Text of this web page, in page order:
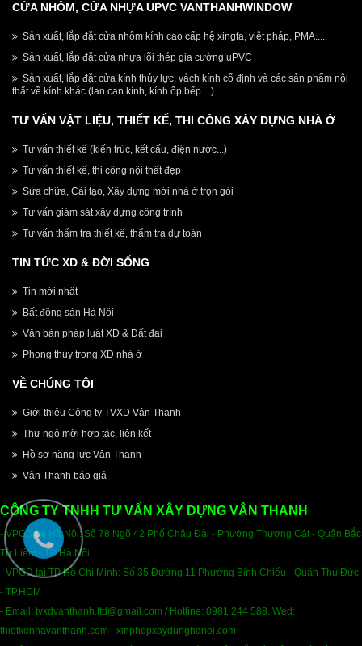
CỬA NHÔM, CỬA NHỰA UPVC VANTHANHWINDOW
Sản xuất, lắp đặt cửa nhôm kính cao cấp hệ xingfa, việt pháp, PMA.....
Sản xuất, lắp đặt cửa nhựa lõi thép gia cường uPVC
Sản xuất, lắp đặt cửa kính thủy lực, vách kính cố định và các sản phẩm nội
thất về kính khác (lan can kính, kính ốp bếp....)
TƯ VẤN VẬT LIỆU, THIẾT KẾ, THI CÔNG XÂY DỰNG NHÀ Ở
Tư vấn thiết kế (kiến trúc, kết cấu, điện nước...)
Tư vấn thiết kế, thi công nội thất đẹp
Sửa chữa, Cải tạo, Xây dựng mới nhà ở trọn gói
Tư vấn giám sát xây dựng công trình
Tư vấn thẩm tra thiết kế, thẩm tra dự toán
TIN TỨC XD & ĐỜI SỐNG
Tin mới nhất
Bất động sản Hà Nội
Văn bản pháp luật XD & Đất đai
Phong thủy trong XD nhà ở
VỀ CHÚNG TÔI
Giới thiệu Công ty TVXD Vân Thanh
Thư ngỏ mời hợp tác, liên kết
Hồ sơ năng lực Vân Thanh
Vân Thanh báo giá
CÔNG TY TNHH TƯ VẤN XÂY DỰNG VÂN THANH
- VPGD tại Hà Nội: Số 78 Ngõ 42 Phố Châu Đài - Phường Thượng Cát - Quận Bắc
Từ Liêm - TP Hà Nôi
- VPGD tại TP Hồ Chí Minh: Số 35 Đường 11 Phường Bỉnh Chiểu - Quận Thủ Đức
- TP.HCM
- Email: tvxdvanthanh.ltd@gmail.com / Hotline: 0981 244 588. Wed:
thietkenhavanthanh.com - xinphepxaydunghanoi.com